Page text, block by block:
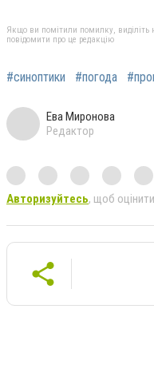
Якщо ви помітили помилку, виділіть
повідомити про це редакцію
#синоптики #погода
Ева Миронова
Редактор
Авторизуйтесь, щоб оцінити